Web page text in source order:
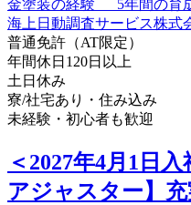
普通免許（AT限定）
年間休日120日以上
土日休み
寮/社宅あり・住み込み
未経験・初心者も歓迎
＜2027年4月1日
アジャスター】